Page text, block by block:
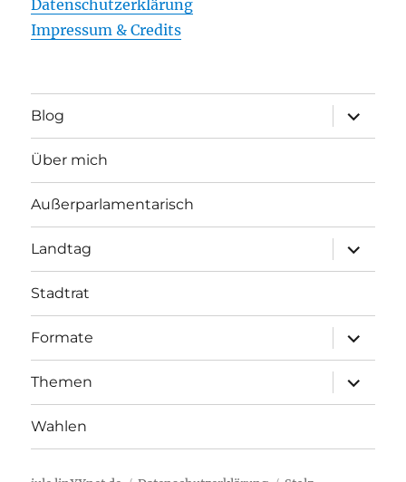
Datenschutzerklärung
Impressum & Credits
Blog
öffnen
Über mich
Außerparlamentarisch
Landtag
öffnen
Stadtrat
Formate
öffnen
Themen
öffnen
Wahlen